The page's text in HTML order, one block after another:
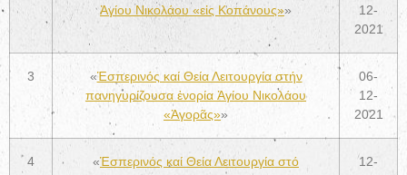
Ἁγίου Νικολάου «εἰς Κοπάνους»»
12-
2021
3 «Ἑσπερινός καί Θεία Λειτουργία στήν
πανηγυρίζουσα ἐνορία Ἁγίου Νικολάου
«Ἀγορᾶς»»
06-
12-
2021
4 «Ἑσπερινός καί Θεία Λειτουργία στό
12-